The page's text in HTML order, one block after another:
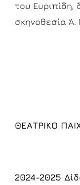
του Ευριπίδη,
σκηνοθεσία Ά.
ΘΕΑΤΡΙΚΟ
2024-2025